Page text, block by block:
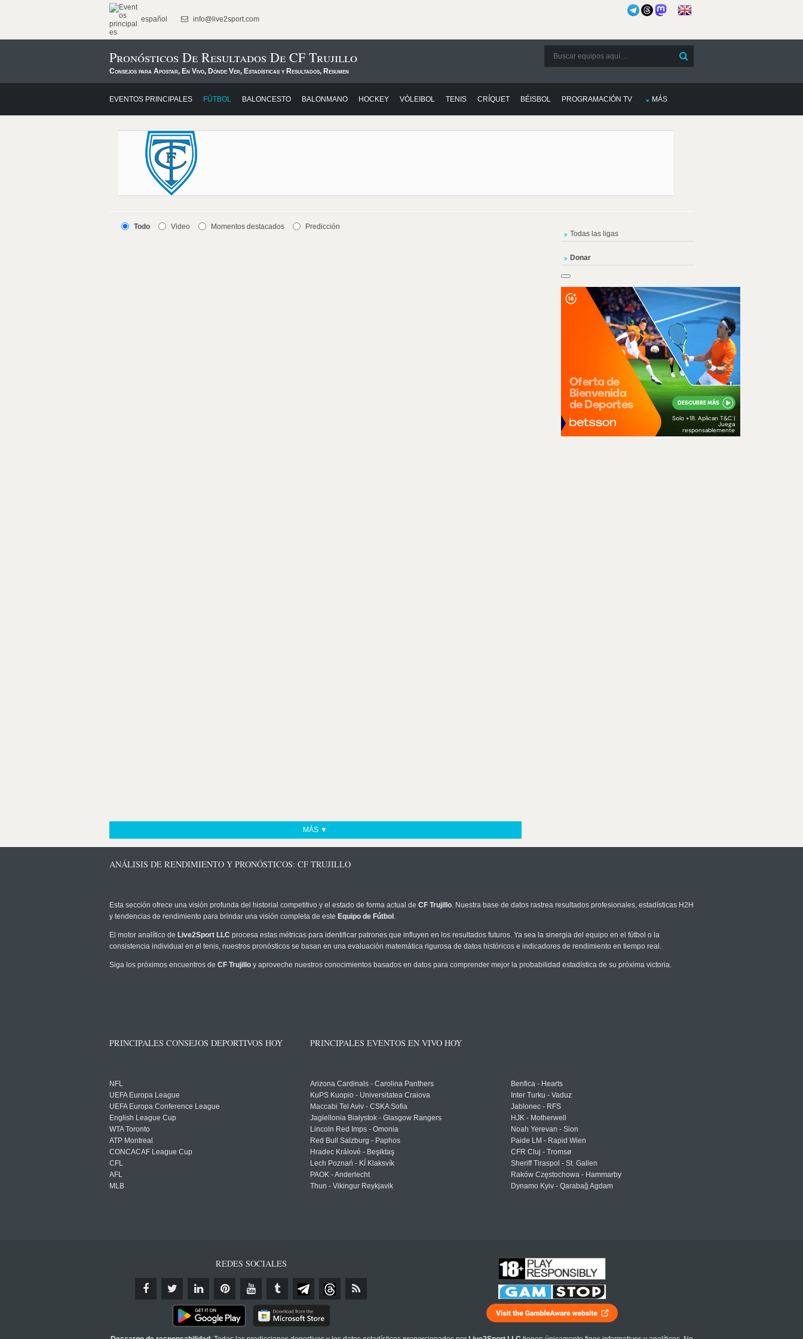
español info@live2sport.com
Pronósticos De Resultados De CF Trujillo
Consejos para Apostar, En Vivo, Dónde Ver, Estadísticas y Resultados, Resumen
EVENTOS PRINCIPALES FÚTBOL BALONCESTO BALONMANO HOCKEY VÓLEIBOL TENIS CRÍQUET BÉISBOL PROGRAMACIÓN TV MÁS
Todo Video Momentos destacados Predicción
MÁS ▼
Todas las ligas
Donar
ANÁLISIS DE RENDIMIENTO Y PRONÓSTICOS: CF TRUJILLO
Esta sección ofrece una visión profunda del historial competitivo y el estado de forma actual de CF Trujillo. Nuestra base de datos rastrea resultados profesionales, estadísticas H2H
y tendencias de rendimiento para brindar una visión completa de este Equipo de Fútbol .
El motor analítico de Live2Sport LLC procesa estas métricas para identificar patrones que influyen en los resultados futuros. Ya sea la sinergia del equipo en el fútbol o la
consistencia individual en el tenis, nuestros pronósticos se basan en una evaluación matemática rigurosa de datos históricos e indicadores de rendimiento en tiempo real.
Siga los próximos encuentros de CF Trujillo y aproveche nuestros conocimientos basados en datos para comprender mejor la probabilidad estadística de su próxima victoria.
PRINCIPALES CONSEJOS DEPORTIVOS HOY
NFL
UEFA Europa League
UEFA Europa Conference League
English League Cup
WTA Toronto
ATP Montreal
CONCACAF League Cup
CFL
AFL
MLB
PRINCIPALES EVENTOS EN VIVO HOY
Arizona Cardinals - Carolina Panthers
KuPS Kuopio - Universitatea Craiova
Maccabi Tel Aviv - CSKA Sofia
Jagiellonia Białystok - Glasgow Rangers
Lincoln Red Imps - Omonia
Red Bull Salzburg - Paphos
Hradec Králové - Beşiktaş
Lech Poznań - KÍ Klaksvík
PAOK - Anderlecht
Thun - Vikingur Reykjavik
Benfica - Hearts
Inter Turku - Vaduz
Jablonec - RFS
HJK - Motherwell
Noah Yerevan - Sion
Paide LM - Rapid Wien
CFR Cluj - Tromsø
Sheriff Tiraspol - St. Gallen
Raków Częstochowa - Hammarby
Dynamo Kyiv - Qarabağ Agdam
REDES SOCIALES